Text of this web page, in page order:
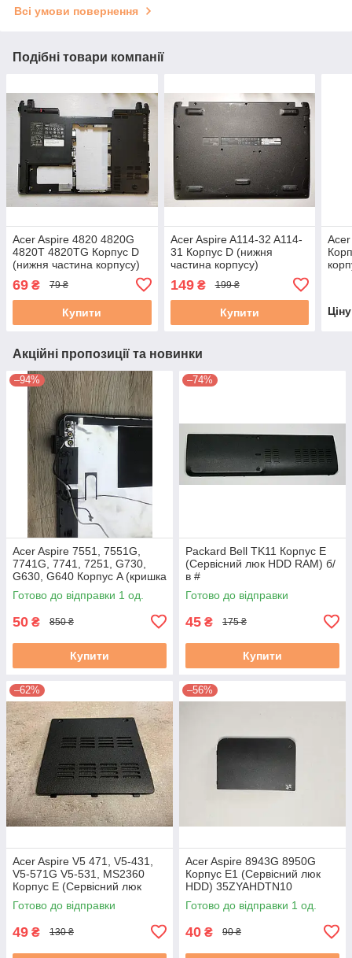
Всі умови повернення
Подібні товари компанії
Acer Aspire 4820 4820G
4820T 4820TG Корпус D
(нижня частина корпусу)
69 ₴ 79 ₴
Купити
Acer Aspire A114-32 A114-
31 Корпус D (нижня
частина корпусу)
TFQ3GZ8PBATN продам #
149₴ 199 ₴
Купити
Акційні пропозиції та новинки
–94%
Acer Aspire 7551, 7551G,
7741G, 7741, 7251, G730,
G630, G640 Корпус A (кришка
матриці) бу #
Готово до відправки 1 од.
50 ₴ 850 ₴
Купити
–74%
Packard Bell TK11 Корпус E
(Сервісний люк HDD RAM) б/
в #
Готово до відправки
45 ₴ 175 ₴
Купити
–62%
Acer Aspire V5 471, V5-431,
V5-571G V5-531, MS2360
Корпус E (Сервісний люк
ОЗУ) 60.4vm58.001 #
Готово до відправки
49 ₴ 130 ₴
–56%
Acer Aspire 8943G 8950G
Корпус E1 (Сервісний люк
HDD) 35ZYAHDTN10
ZYE35ZYAHDTN10
Готово до відправки 1 од.
40 ₴ 90 ₴